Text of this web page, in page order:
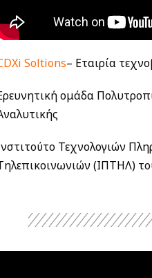
Soltions– Εταιρία
ομάδα
Τεχνολογιών
(ΙΠΤΗΛ)